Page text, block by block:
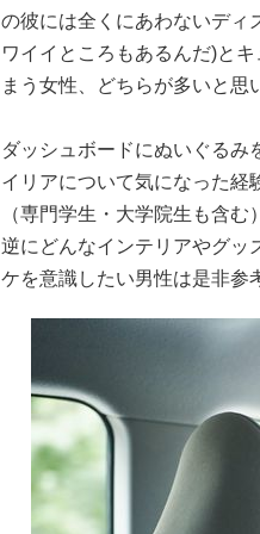
の彼には全くにあわないディ
ワイイところもあるんだ)と
まう女性、どちらが多いと思
ダッシュボードにぬいぐるみ
イリアについて気になった経
（専門学生・大学院生も含む
逆にどんなインテリアやグッ
ケを意識したい男性は是非参